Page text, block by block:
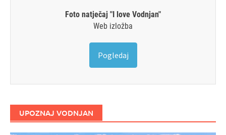
Foto natječaj "I love Vodnjan"
Web izložba
Pogledaj
UPOZNAJ VODNJAN